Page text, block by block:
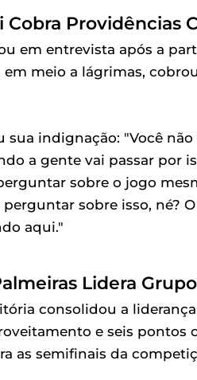
Providências
em entrevista após a
meio a lágrimas,
indignação: "Você
a gente vai passar por
sobre o jogo
perguntar sobre isso, né?
aqui."
Lidera
consolidou a
e seis
as semifinais da